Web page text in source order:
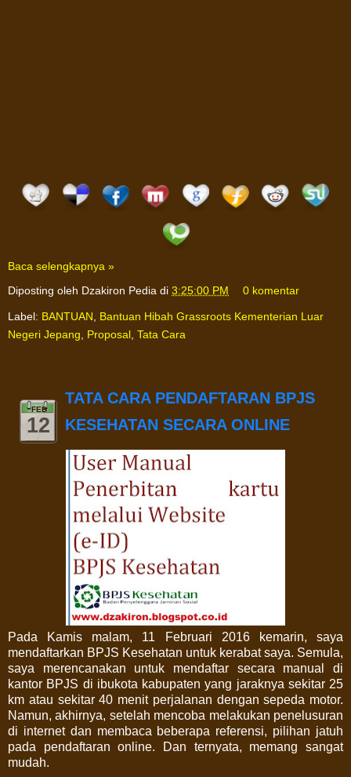
Baca selengkapnya »
Diposting oleh Dzakiron Pedia di 3:25:00 PM 0 komentar
Label: BANTUAN, Bantuan Hibah Grassroots Kementerian Luar
Negeri Jepang, Proposal, Tata Cara
FEB
12
TATA CARA PENDAFTARAN BPJS
KESEHATAN SECARA ONLINE
Pada Kamis malam, 11 Februari 2016 kemarin, saya
mendaftarkan BPJS Kesehatan untuk kerabat saya. Semula,
saya merencanakan untuk mendaftar secara manual di
kantor BPJS di ibukota kabupaten yang jaraknya sekitar 25
km atau sekitar 40 menit perjalanan dengan sepeda motor.
Namun, akhirnya, setelah mencoba melakukan penelusuran
di internet dan membaca beberapa referensi, pilihan jatuh
pada pendaftaran online. Dan ternyata, memang sangat
mudah.